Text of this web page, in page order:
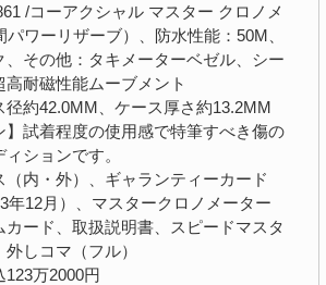
/コーアクシャル マスター クロノメ
パワーリザーブ）、防水性能：50M、
、その他：タキメーターベゼル、シー
高耐磁性能ムーブメント
径約42.0MM、ケース厚さ約13.2MM
】試着程度の使用感で特筆すべき傷の
ションです。
（内・外）、ギャランティーカード
年12月）、マスタークロノメーター
カード、取扱説明書、スピードマスタ
しコマ（フル）
123万2000円